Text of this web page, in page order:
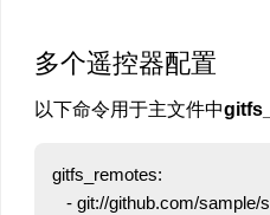
多个遥控器配置
以下命令用于主文件中
gitfs_remotes:
- git://github.com/